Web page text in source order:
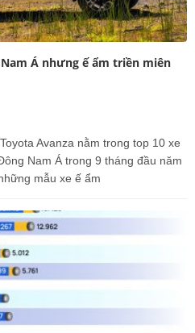
Á nhưng ế ẩm triền miên
Avanza nằm trong top 10 xe
Nam Á trong 9 tháng đầu năm
mẫu xe ế ẩm